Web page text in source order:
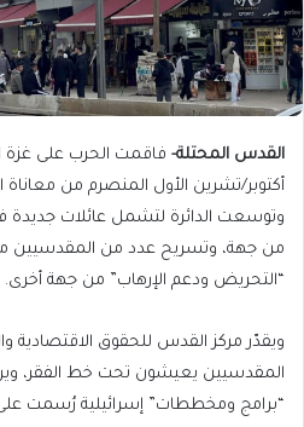
القدس المحتلة- فاقمت الحرب على غزة
أكتوبر/تشرين الأول المنصرم من معاناة
وتوسعت الدائرة لتشمل عائلات
من جهة، وتسريح عدد من المقدسيين
“التحريض ودعم الإرهاب” من جهة أخرى.
المقدسيين يعيشون تحت خط الفقر،
“برامج ومخططات” إسرائيلية رُسمت على